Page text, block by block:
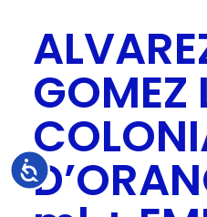
Accesibilidad
GOMEZ